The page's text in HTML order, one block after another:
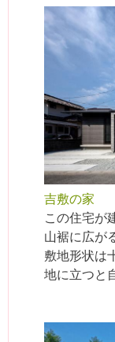
吉敷の家
この住宅が
山裾に広が
敷地形状は
地に立つと